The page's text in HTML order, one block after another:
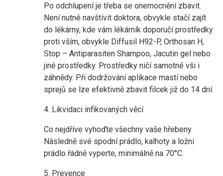
Po odchlupení je třeba se onemocnění zbavit.
Není nutné navštívit doktora, obvykle stačí zajít
do lékárny, kde vám lékárník doporučí prostředky
proti vším, obvykle Diffusil H92-P, Orthosan H,
Stop – Antiparasiten Shampoo, Jacutin gel nebo
jiné prostředky. Prostředky ničí samotné vši i
záhnědy. Při dodržování aplikace mastí nebo
sprejů se lze efektivně zbavit filcek již do 14 dní.
4. Likvidaci infikovaných věcí
Co nejdříve vyhoďte všechny vaše hřebeny.
Následně své spodní prádlo, kalhoty a ložní
prádlo řádně vyperte, minimálně na 70°C.
5. Prevence